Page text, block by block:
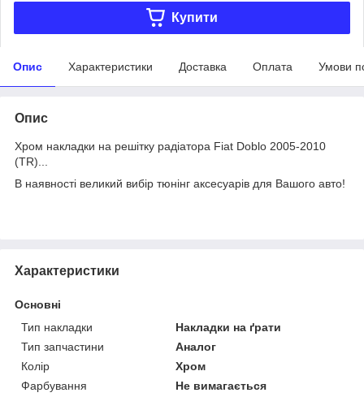
Купити
Опис Характеристики Доставка Оплата Умови
Опис
Хром накладки на решітку радіатора Fiat Doblo 2005-2010
(TR)...
В наявності великий вибір тюнінг аксесуарів для Вашого авто!
Характеристики
Основні
Тип накладки
Накладки на ґрати
Тип запчастини
Аналог
Колір
Хром
Фарбування
Не вимагається